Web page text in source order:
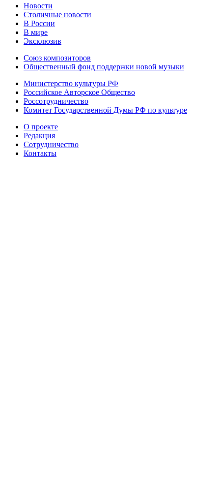
Новости
Столичные новости
В России
В мире
Эксклюзив
Союз композиторов
Общественный фонд поддержки новой музыки
Министерство культуры РФ
Российское Авторское Общество
Россотрудничество
Комитет Государственной Думы РФ по культуре
О проекте
Редакция
Сотрудничество
Контакты